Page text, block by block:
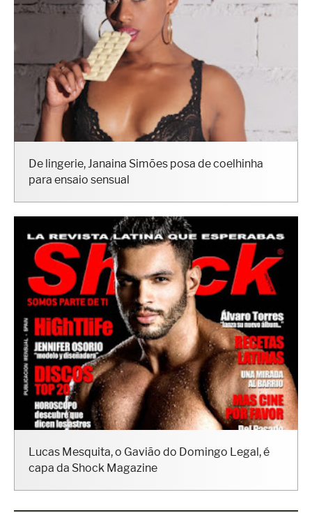
De lingerie, Janaina Simões posa de coelhinha
para ensaio sensual
Lucas Mesquita, o Gavião do Domingo Legal, é
capa da Shock Magazine